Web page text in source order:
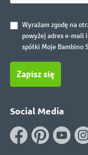
Wyrażam zgodę na
powyżej adres e-
spółki Moje Bambino
Zapisz się
Social Media